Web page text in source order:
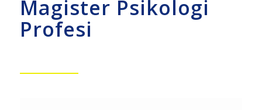
Magister Psikologi
Profesi